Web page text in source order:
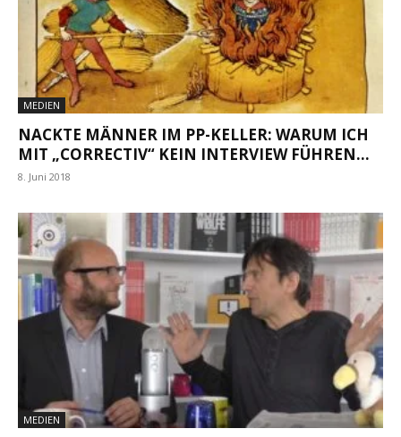
MEDIEN
NACKTE MÄNNER IM PP-KELLER: WARUM ICH
MIT „CORRECTIV“ KEIN INTERVIEW FÜHREN...
8. Juni 2018
MEDIEN